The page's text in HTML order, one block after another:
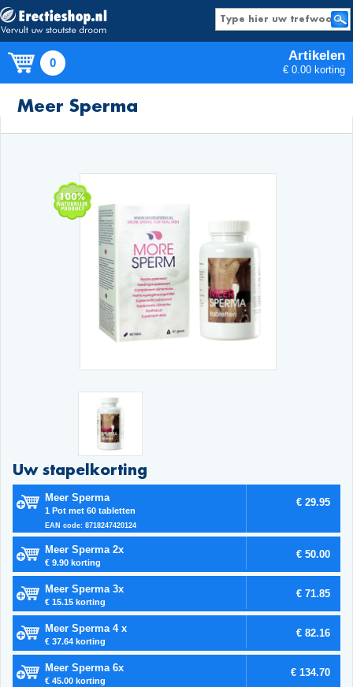
0 Artikelen
€ 0.00 korting
Meer Sperma
Uw stapelkorting
Meer Sperma
1 Pot met 60 tabletten
EAN code: 8718247420124
€ 29.95
Meer Sperma 2x
€ 9.90 korting
€ 50.00
Meer Sperma 3x
€ 15.15 korting
€ 71.85
Meer Sperma 4 x
€ 37.64 korting
€ 82.16
Meer Sperma 6x
€ 45.00 korting
€ 134.70